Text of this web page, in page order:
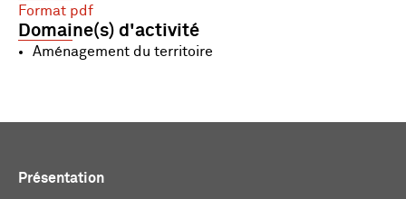
Format pdf
Domaine(s) d'activité
Aménagement du territoire
Présentation